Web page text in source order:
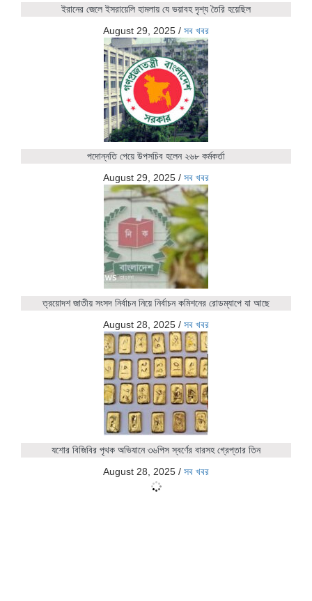
ইরানের জেলে ইসরায়েলি হামলায় যে ভয়াবহ দৃশ্য তৈরি হয়েছিল
August 29, 2025 / সব খবর
পদোন্নতি পেয়ে উপসচিব হলেন ২৬৮ কর্মকর্তা
August 29, 2025 / সব খবর
ত্রয়োদশ জাতীয় সংসদ নির্বাচন নিয়ে নির্বাচন কমিশনের রোডম্যাপে যা আছে
August 28, 2025 / সব খবর
যশোর বিজিবির পৃথক অভিযানে ৩৬পিস স্বর্ণের বারসহ গ্রেপ্তার তিন
August 28, 2025 / সব খবর